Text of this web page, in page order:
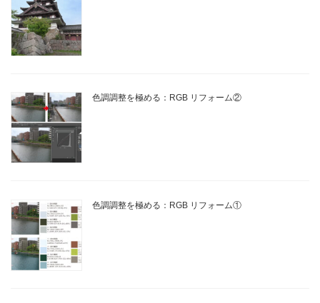
色調調整を極める：RGB リフォーム②
色調調整を極める：RGB リフォーム①